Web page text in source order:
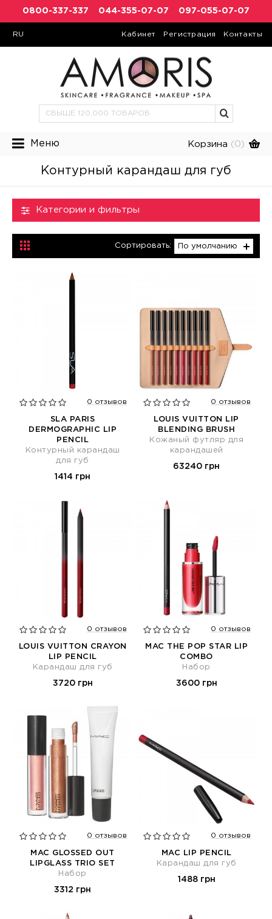
0800-337-337 044-355-07-07 097-055-07-07
RU Кабинет Регистрация Контакты
Меню Корзина (0)
Контурный карандаш для губ
Категории и фильтры
Сортировать: По умолчанию
0 отзывов
SLA PARIS
DERMOGRAPHIC LIP
PENCIL
Контурный карандаш
для губ
1414 грн
0 отзывов
LOUIS VUITTON LIP
BLENDING BRUSH
Кожаный футляр для
карандашей
63240 грн
0 отзывов
LOUIS VUITTON CRAYON
LIP PENCIL
Карандаш для губ
3720 грн
0 отзывов
MAC THE POP STAR LIP
COMBO
Набор
3600 грн
0 отзывов
MAC GLOSSED OUT
LIPGLASS TRIO SET
Набор
3312 грн
0 отзывов
MAC LIP PENCIL
Карандаш для губ
1488 грн